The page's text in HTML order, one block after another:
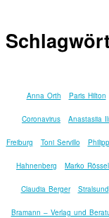
Anna Orth Paris Hilton
Coronavirus Anastasiia
Freiburg Toni Servillo
Hahnenberg Marko
Claudia Berger Stralsund
Bramann – Verlag und